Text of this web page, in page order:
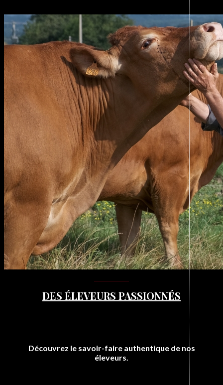
DES ÉLEVEURS PASSIONNÉS
Découvrez le savoir-faire authentique de nos
éleveurs.